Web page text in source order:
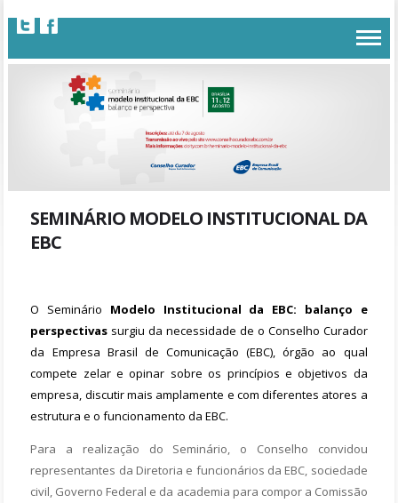
SEMINÁRIO MODELO INSTITUCIONAL DA
EBC
O Seminário Modelo Institucional da EBC: balanço e
perspectivas surgiu da necessidade de o Conselho Curador
da Empresa Brasil de Comunicação (EBC), órgão ao qual
compete zelar e opinar sobre os princípios e objetivos da
empresa, discutir mais amplamente e com diferentes atores a
estrutura e o funcionamento da EBC.
Para a realização do Seminário, o Conselho convidou
representantes da Diretoria e funcionários da EBC, sociedade
civil, Governo Federal e da academia para compor a Comissão